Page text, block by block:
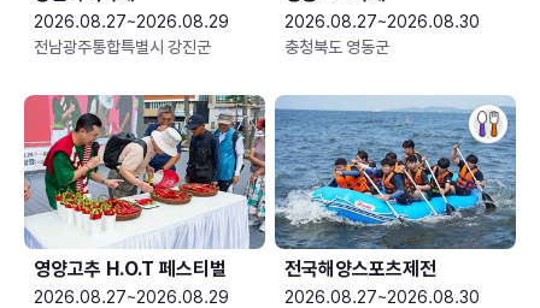
2026.08.27~2026.08.29
전남광주통합특별시 강진군
2026.08.27~2026.08.30
충청북도 영동군
영양고추 H.O.T 페스티벌
2026.08.27~2026.08.29
전국해양스포츠제전
2026.08.27~2026.08.30